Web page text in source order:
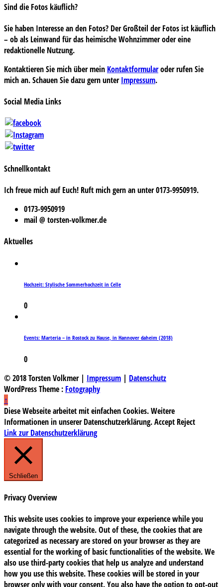
Sind die Fotos käuflich?
Sie haben Interesse an den Fotos? Der Großteil der Fotos ist käuflich
– ob als Leinwand für das heimische Wohnzimmer oder eine
redaktionelle Nutzung.
Kontaktieren Sie mich über mein Kontaktformularoder rufen Sie
mich an. Schauen Sie dazu gern unterImpressum.
Social Media Links
Schnellkontakt
Ich freue mich auf Euch! Ruft mich gern an unter 0173-9950919.
0173-9950919
mail @ torsten-volkmer.de
Aktuelles
Hochzeit: Stylische Sommerhochzeit in Celle
0
Events: Marteria – in Rostock zu Hause, in Hannover daheim (2018)
0
© 2018 Torsten Volkmer | Impressum | Datenschutz
WordPress Theme : Fotography
↑
Diese Webseite arbeitet mit einfachen Cookies. Weitere
Informationen in unserer Datenschutzerklärung.Accept Reject
Link zur Datenschutzerklärung
Schließen
Privacy Overview
This website uses cookies to improve your experience while you
navigate through the website. Out of these, the cookies that are
categorized as necessary are stored on your browser as they are
essential for the working of basic functionalities of the website. We
also use third-party cookies that help us analyze and understand
how you use this website. These cookies will be stored in your
browser only with your consent. You also have the option to opt-out